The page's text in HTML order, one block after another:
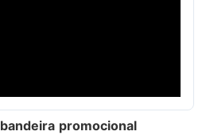
bandeira promocional